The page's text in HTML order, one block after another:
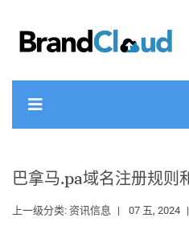
巴拿马.pa域名注册规则
上一级分类: 资讯信息 07 五, 2024